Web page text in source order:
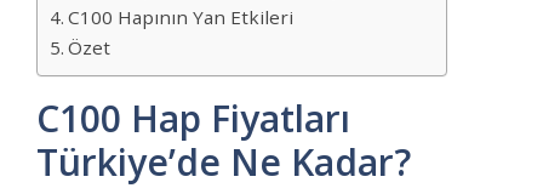
C100 Hapının Yan Etkileri
Özet
C100 Hap Fiyatları
Türkiye’de Ne Kadar?